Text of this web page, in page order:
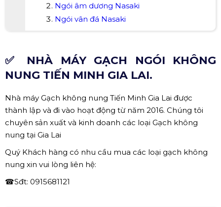
Ngói âm dương Nasaki
Ngói vân đá Nasaki
✅ NHÀ MÁY GẠCH NGÓI KHÔNG
NUNG TIẾN MINH GIA LAI.
Nhà máy Gạch không nung Tiến Minh Gia Lai được
thành lập và đi vào hoạt động từ năm 2016. Chúng tôi
chuyên sản xuất và kinh doanh các loại Gạch không
nung tại Gia Lai
Quý Khách hàng có nhu cầu mua các loại gạch không
nung xin vui lòng liên hệ:
☎Sđt: 0915681121